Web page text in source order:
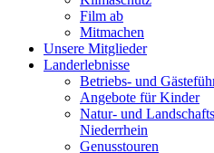
Film ab
Mitmachen
Unsere Mitglieder
Landerlebnisse
Betriebs- und
Angebote für Kinder
Natur- und
Niederrhein
Genusstouren